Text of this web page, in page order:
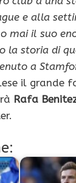
e alla
mai il suo
la storia di
a
il grande
Rafa